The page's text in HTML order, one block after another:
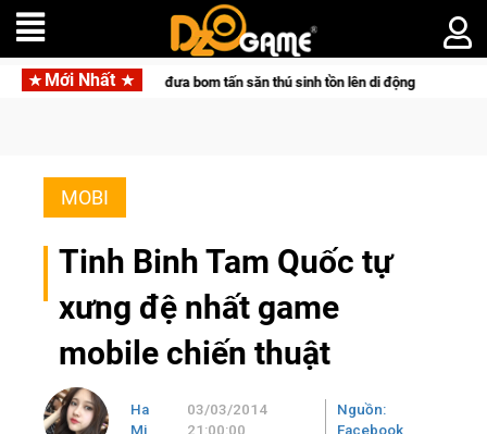
Mới Nhất
đưa bom tấn săn thú sinh tồn lên di động với tên gọi Palworld Online
MOBI
Tinh Binh Tam Quốc tự
xưng đệ nhất game
mobile chiến thuật
Ha
Mi
03/03/2014
21:00:00
Nguồn:
Facebook